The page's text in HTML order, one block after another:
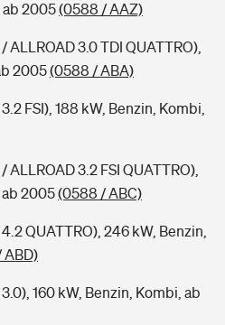
ab 2005(0588 / AAZ)
ALLROAD 3.0 TDI QUATTRO),
2005(0588 / ABA)
FSI), 188 kW, Benzin, Kombi,
3.2 FSI QUATTRO),
ab 2005(0588 / ABC)
QUATTRO), 246 kW, Benzin,
ABD)
160 kW, Benzin, Kombi, ab